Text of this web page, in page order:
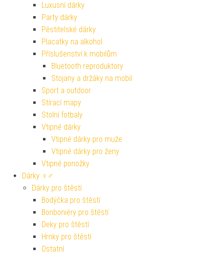
Luxusní dárky
Party dárky
Pěstitelské dárky
Placatky na alkohol
Příslušenství k mobilům
Bluetooth reproduktory
Stojany a držáky na mobil
Sport a outdoor
Stírací mapy
Stolní fotbaly
Vtipné dárky
Vtipné dárky pro muže
Vtipné dárky pro ženy
Vtipné ponožky
Dárky ♀♂
Dárky pro štěstí
Bodýčka pro štěstí
Bonboniéry pro štěstí
Deky pro štěstí
Hrnky pro štěstí
Ostatní